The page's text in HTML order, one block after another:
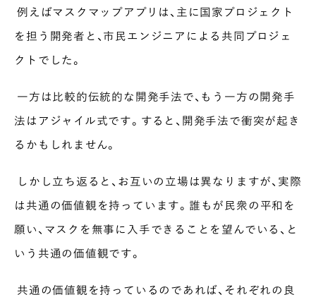
例えばマスクマップアプリは、主に国家プロジェクト
を担う開発者と、市民エンジニアによる共同プロジェ
クトでした。
一方は比較的伝統的な開発手法で、もう一方の開発手
法はアジャイル式です。すると、開発手法で衝突が起き
るかもしれません。
しかし立ち返ると、お互いの立場は異なりますが、実際
は共通の価値観を持っています。誰もが民衆の平和を
願い、マスクを無事に入手できることを望んでいる、と
いう共通の価値観です。
共通の価値観を持っているのであれば、それぞれの良